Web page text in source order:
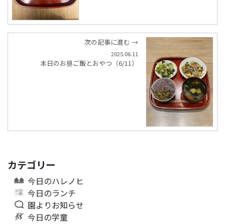
次の記事に進む →
2025.06.11
本日のお昼ご飯とおやつ（6/11）
カテゴリー
今日のハレノヒ
今日のランチ
園よりお知らせ
今日の学童